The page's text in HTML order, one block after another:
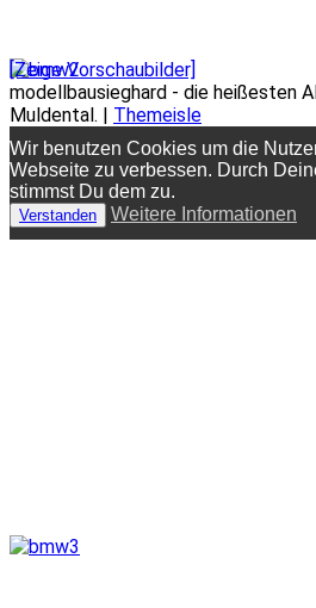
[Zeige Vorschaubilder]
modellbausieghard - die heißesten
Muldental. | Themeisle
Wir benutzen Cookies um die
Webseite zu verbessen. Durch
stimmst Du dem zu.
Verstanden Weitere Informationen